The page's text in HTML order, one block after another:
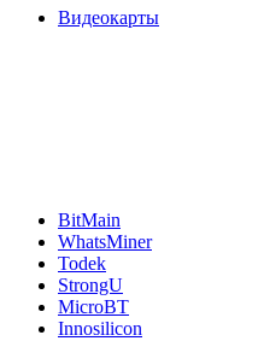
Видеокарты
BitMain
WhatsMiner
Todek
StrongU
MicroBT
Innosilicon